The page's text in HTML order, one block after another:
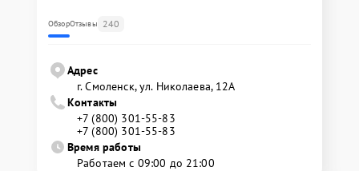
ОбзорОтзывы 240
Адрес
г. Смоленск, ул. Николаева, 12А
Контакты
+7 (800) 301-55-83
+7 (800) 301-55-83
Время работы
Работаем с 09:00 до 21:00